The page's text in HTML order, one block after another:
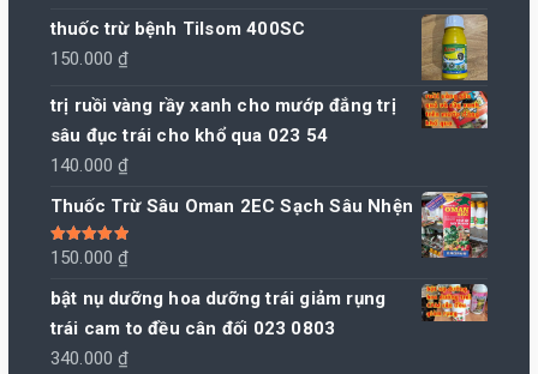
thuốc trừ bệnh Tilsom 400SC
150.000₫
trị ruồi vàng rầy xanh cho mướp đắng trị
sâu đục trái cho khổ qua 023 54
140.000₫
Thuốc Trừ Sâu Oman 2EC Sạch Sâu Nhện
Được xếp
hạng 5.00 5
150.000₫
bật nụ dưỡng hoa dưỡng trái giảm rụng
trái cam to đều cân đối 023 0803
340.000₫